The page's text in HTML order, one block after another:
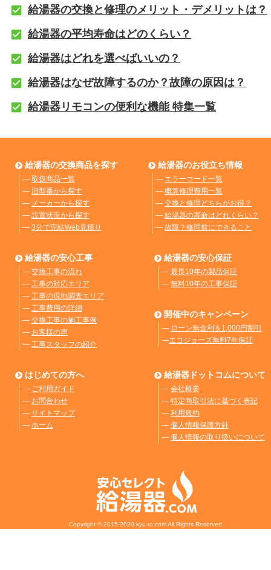
給湯器の交換と修理のメリット・デメリットは？
給湯器の平均寿命はどのくらい？
給湯器はどれを選べばいいの？
給湯器はなぜ故障するのか？故障の原因は？
給湯器リモコンの便利な機能 特集一覧
給湯器の交換商品を探す
― 取扱商品一覧
― 旧型番から探す
― メーカーから探す
― 設置状況から探す
― 3分で完結Web見積り
給湯器のお役立ち情報
― エラーコード一覧
― 概算修理費用一覧
― 交換と修理どちらがお得？
― 給湯器の寿命はどれくらい？
― 故障？修理前にできること
給湯器の安心工事
― 交換工事の流れ
― 工事の対応エリア
― 工事の現地調査エリア
― 工事費用の詳細
― 交換工事の施工事例
― お客様の声
― 工事スタッフの紹介
給湯器の安心保証
― 最長10年の製品保証
― 無料10年の工事保証
開催中のキャンペーン
― ローン無金利＆1,000円割引
―エコジョーズ無料7年保証
はじめての方へ
― ご利用ガイド
― お問合わせ
― サイトマップ
― ホーム
給湯器ドットコムについて
― 会社概要
― 特定商取引法に基づく表記
― 利用規約
― 個人情報保護方針
― 個人情報の取り扱いについて
Copyright © 2015-2020 kyu-to.com All Rights Reserved.